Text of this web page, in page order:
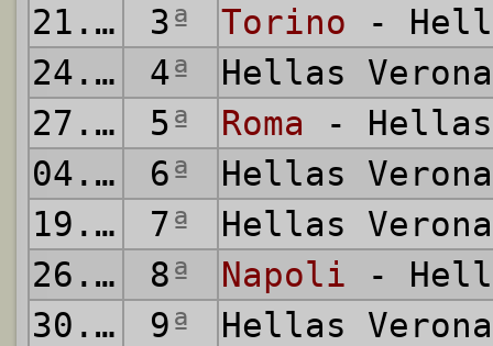
21.09.2014
3ª Torino -
24.09.2014
4ª
Hellas
27.09.2014
5ª Roma - Hellas
04.10.2014
6ª
Hellas
19.10.2014
7ª
Hellas
26.10.2014
8ª Napoli -
30.10.2014
9ª
Hellas